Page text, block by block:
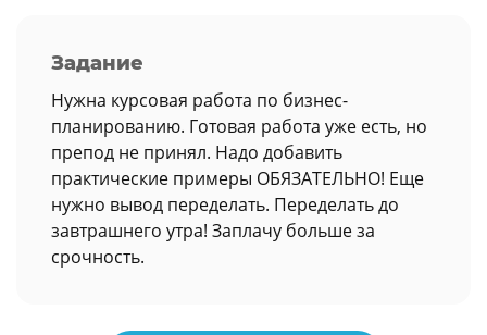
Задание
Нужна курсовая работа по бизнес-
планированию. Готовая работа уже есть, но
препод не принял. Надо добавить
практические примеры ОБЯЗАТЕЛЬНО! Еще
нужно вывод переделать. Переделать до
завтрашнего утра! Заплачу больше за
срочность.